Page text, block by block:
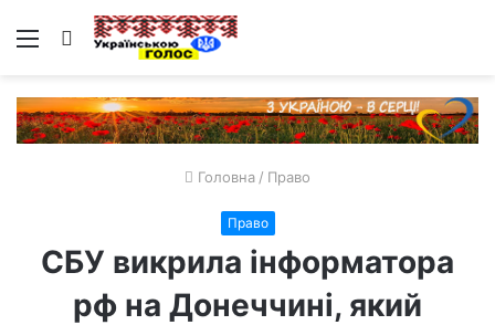
Меню Пошук
Головна / Право
Право
СБУ викрила інформатора
рф на Донеччині, який